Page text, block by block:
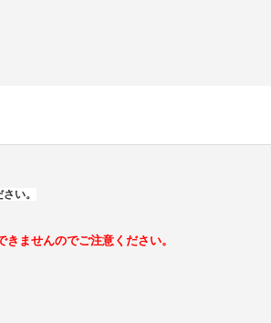
い。
ませんのでご注意ください。